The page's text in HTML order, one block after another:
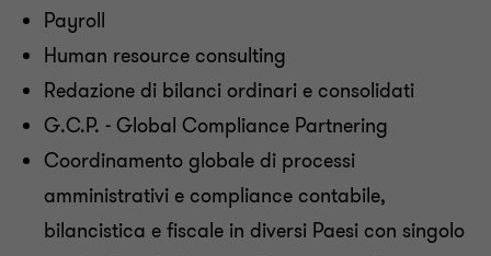
Payroll
Human resource consulting
Redazione di bilanci ordinari e consolidati
G.C.P. - Global Compliance Partnering
Coordinamento globale di processi
amministrativi e compliance contabile,
bilancistica e fiscale in diversi Paesi con singolo